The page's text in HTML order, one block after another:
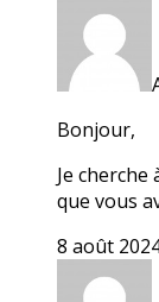
Bonjour,
Je
que vous
8 août